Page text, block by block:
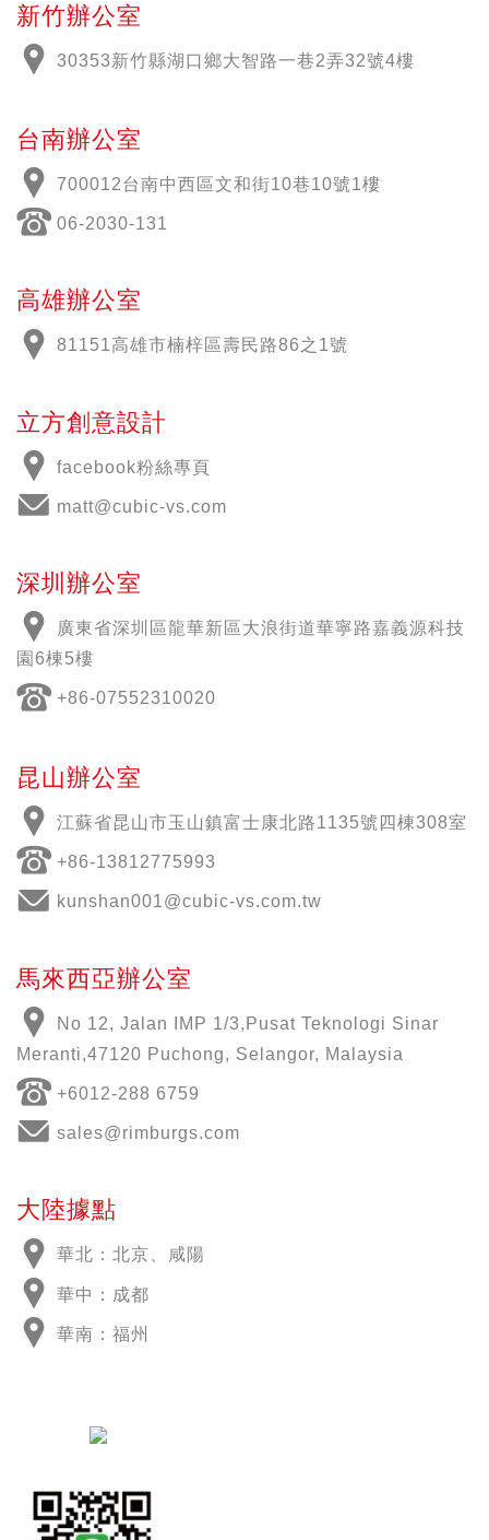
新竹辦公室
30353新竹縣湖口鄉大智路一巷2弄32號4樓
台南辦公室
700012台南中西區文和街10巷10號1樓
06-2030-131
高雄辦公室
81151高雄市楠梓區壽民路86之1號
立方創意設計
facebook粉絲專頁
matt@cubic-vs.com
深圳辦公室
廣東省深圳區龍華新區大浪街道華寧路嘉義源科技
園6棟5樓
+86-07552310020
昆山辦公室
江蘇省昆山市玉山鎮富士康北路1135號四棟308室
+86-13812775993
kunshan001@cubic-vs.com.tw
馬來西亞辦公室
No 12, Jalan IMP 1/3,Pusat Teknologi Sinar
Meranti,47120 Puchong, Selangor, Malaysia
+6012-288 6759
sales@rimburgs.com
大陸據點
華北：北京、咸陽
華中：成都
華南：福州